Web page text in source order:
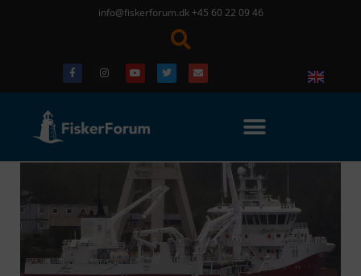
info@fiskerforum.dk +45 60 22 09 46